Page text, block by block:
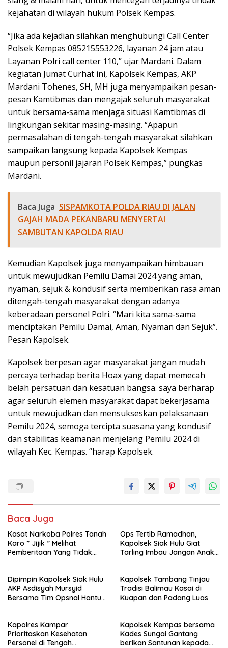
kejahatan di wilayah hukum Polsek Kempas.
“Jika ada kejadian silahkan menghubungi Call Center
Polsek Kempas 085215553226, layanan 24 jam atau
Layanan Polri call center 110,” ujar Mardani. Dalam
kegiatan Jumat Curhat ini, Kapolsek Kempas, AKP
Mardani Tohenes, SH, MH juga menyampaikan pesan-
pesan Kamtibmas dan mengajak seluruh masyarakat
untuk bersama-sama menjaga situasi Kamtibmas di
lingkungan sekitar masing-masing. “Apapun
permasalahan di tengah-tengah masyarakat silahkan
sampaikan langsung kepada Kapolsek Kempas
maupun personil jajaran Polsek Kempas,” pungkas
Mardani.
Baca Juga SISPAMKOTA POLDA RIAU DI JALAN
GAJAH MADA PEKANBARU MENYERTAI
SAMBUTAN KAPOLDA RIAU
Kemudian Kapolsek juga menyampaikan himbauan
untuk mewujudkan Pemilu Damai 2024 yang aman,
nyaman, sejuk & kondusif serta memberikan rasa aman
ditengah-tengah masyarakat dengan adanya
keberadaan personel Polri. “Mari kita sama-sama
menciptakan Pemilu Damai, Aman, Nyaman dan Sejuk”.
Pesan Kapolsek.
Kapolsek berpesan agar masyarakat jangan mudah
percaya terhadap berita Hoax yang dapat memecah
belah persatuan dan kesatuan bangsa. saya berharap
agar seluruh elemen masyarakat dapat bekerjasama
untuk mewujudkan dan mensukseskan pelaksanaan
Pemilu 2024, semoga tercipta suasana yang kondusif
dan stabilitas keamanan menjelang Pemilu 2024 di
wilayah Kec. Kempas. “harap Kapolsek.
Baca Juga
Kasat Narkoba Polres Tanah
Karo ” Jijik ” Melihat
Pemberitaan Yang Tidak
Ops Tertib Ramadhan,
Kapolsek Siak Hulu Giat
Tarling Imbau Jangan Anak
Dipimpin Kapolsek Siak Hulu
AKP Asdisyah Mursyid
Bersama Tim Opsnal Hantu
Pengeroyokan di Jalan Raya
Kubang Jaya
Kapolsek Tambang Tinjau
Tradisi Balimau Kasai di
Kuapan dan Padang Luas
Kapolres Kampar
Prioritaskan Kesehatan
Personel di Tengah
Kapolsek Kempas bersama
Kades Sungai Gantang
berikan Santunan kepada